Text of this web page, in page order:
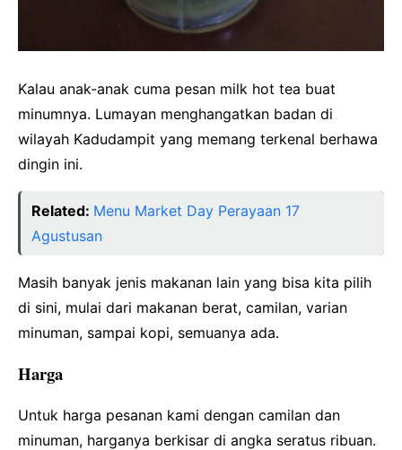
Kalau anak-anak cuma pesan milk hot tea buat
minumnya. Lumayan menghangatkan badan di
wilayah Kadudampit yang memang terkenal berhawa
dingin ini.
Related: Menu Market Day Perayaan 17
Agustusan
Masih banyak jenis makanan lain yang bisa kita pilih
di sini, mulai dari makanan berat, camilan, varian
minuman, sampai kopi, semuanya ada.
Harga
Untuk harga pesanan kami dengan camilan dan
minuman, harganya berkisar di angka seratus ribuan.